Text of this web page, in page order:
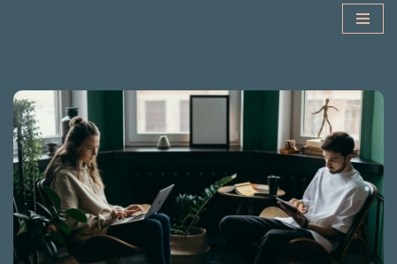
treści